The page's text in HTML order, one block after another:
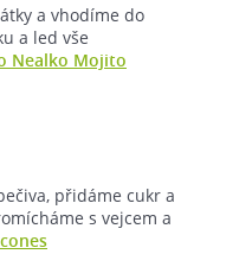
a vhodíme do
a led vše
Nealko Mojito
přidáme cukr a
s vejcem a